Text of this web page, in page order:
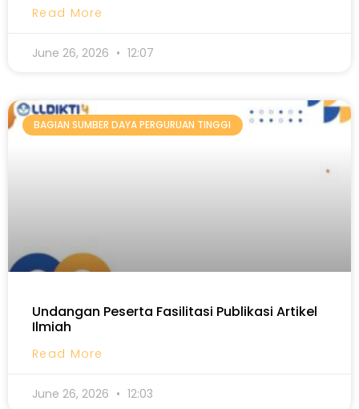
Read More
June 26, 2026 12:07
BAGIAN SUMBER DAYA PERGURUAN TINGGI
Undangan Peserta Fasilitasi Publikasi Artikel
Ilmiah
Read More
June 26, 2026 12:03